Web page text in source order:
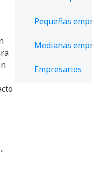
Pequeñas
Medianas
Empresarios